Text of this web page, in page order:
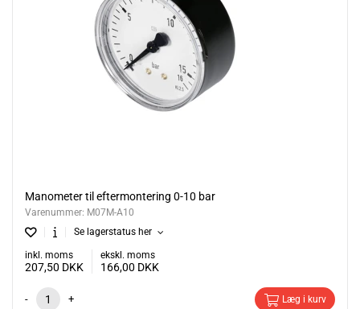
Manometer til eftermontering 0-10 bar
Varenummer: M07M-A10
Se lagerstatus her
inkl. moms
207,50 DKK
ekskl. moms
166,00 DKK
- + Læg i kurv